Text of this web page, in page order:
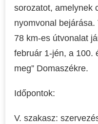
sorozatot, amelynek
nyomvonal bejárása.
78 km-es útvonalat
február 1-jén, a 100.
meg” Domaszékre.
Időpontok:
V. szakasz: